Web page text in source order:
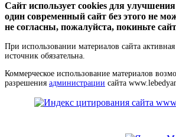
Сайт использует cookies для
один современный сайт без этого не
не согласны, пожалуйста, покиньте
При использовании материалов сайта
источник обязательна.
Коммерческое использование материалов
разрешения администрации сайта